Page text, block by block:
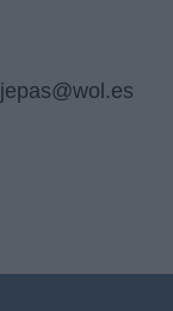
jepas@wol.es